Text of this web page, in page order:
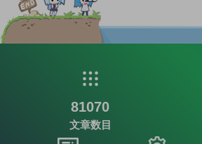
81070
文章数目